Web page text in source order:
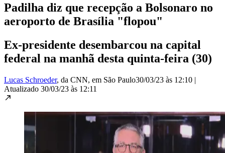
Padilha diz que recepção a Bolsonaro no
aeroporto de Brasília "flopou"
Ex-presidente desembarcou na capital
federal na manhã desta quinta-feira (30)
Lucas Schroeder, da CNN, em São Paulo30/03/23 às 12:10 |
Atualizado 30/03/23 às 12:11